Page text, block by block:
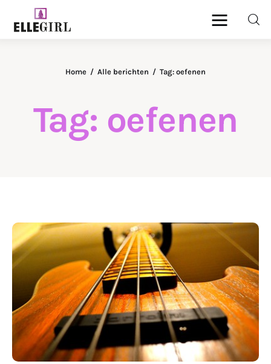
Tag: oefenen
Home Alle berichten Tag: oefenen
Ellegirl
Fashion
Geld
Reizen
Relatie
Wonen
Zakelijk
DELEN